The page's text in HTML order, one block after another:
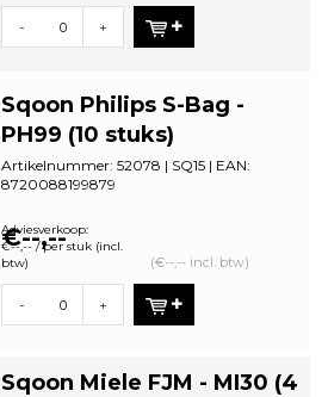
- +
Sqoon Philips S-Bag -
PH99 (10 stuks)
Artikelnummer: 52078 | SQ15 | EAN:
8720088199879
bestelhoeveelheid:...
€--,--
Adviesverkoop:
€--,-- / per stuk (incl.
btw)
(€--,-- incl. btw)
- +
Sqoon Miele FJM - MI30 (4